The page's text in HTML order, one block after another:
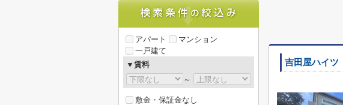
吉田屋ハイツ
アパート
マンション
一戸建て
▼賃料
～
敷金・保証金なし